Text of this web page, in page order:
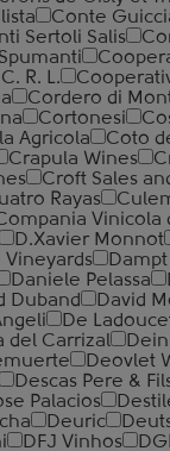
Conte
Sertoli Salis
R. L.
Cordero di
Cortonesi
Agricola
Coto
Crapula Wines
Croft Sales
Rayas
Vinicola
D.Xavier Monnot
Vineyards
Daniele Pelassa
Duband David
De
del Carrizal
Deovlet
Descas Pere &
Palacios
Deuric
DFJ Vinhos